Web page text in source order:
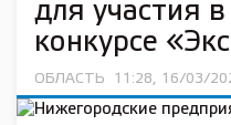
для участия
конкурсе
ОБЛАСТЬ 11:28, 16/03/